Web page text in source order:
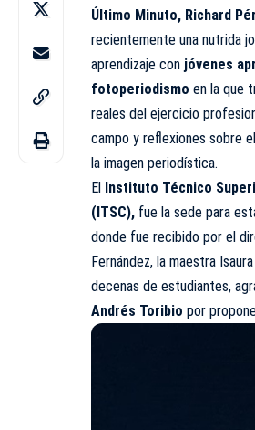
Último Minuto, Richard
recientemente una nutrida
aprendizaje con jóvenes
fotoperiodismo en la que
reales del ejercicio
campo y reflexiones sobre
la imagen periodística.
El Instituto Técnico
(ITSC), fue la sede para
donde fue recibido por el
Fernández, la maestra
decenas de estudiantes,
Andrés Toribio por